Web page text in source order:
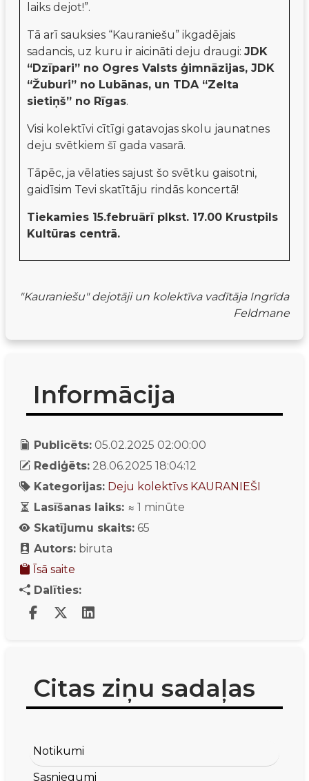
laiks dejot!”.
Tā arī sauksies “Kauraniešu” ikgadējais
sadancis, uz kuru ir aicināti deju draugi: JDK
“Dzīpari” no Ogres Valsts ģimnāzijas, JDK
“Žuburi” no Lubānas, un TDA “Zelta
sietiņš” no Rīgas.
Visi kolektīvi cītīgi gatavojas skolu jaunatnes
deju svētkiem šī gada vasarā.
Tāpēc, ja vēlaties sajust šo svētku gaisotni,
gaidīsim Tevi skatītāju rindās koncertā!
Tiekamies 15.februārī plkst. 17.00 Krustpils
Kultūras centrā.
"Kauraniešu" dejotāji un kolektīva vadītāja Ingrīda
Feldmane
Informācija
Publicēts: 05.02.2025 02:00:00
Rediģēts: 28.06.2025 18:04:12
Kategorijas: Deju kolektīvs KAURANIEŠI
Lasīšanas laiks: ≈ 1 minūte
Skatījumu skaits: 65
Autors: biruta
Īsā saite
Dalīties:
Citas ziņu sadaļas
Notikumi
Sasniegumi